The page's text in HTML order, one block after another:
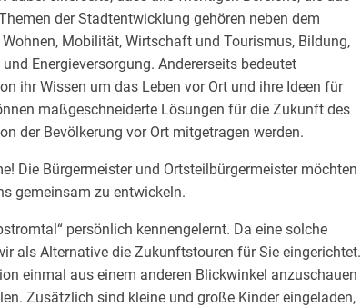
der Stadtentwicklung gehören neben dem
Mobilität, Wirtschaft und Tourismus, Bildung,
Energieversorgung. Andererseits bedeutet
ihr Wissen um das Leben vor Ort und ihre Ideen für
maßgeschneiderte Lösungen für die Zukunft des
der Bevölkerung vor Ort mitgetragen werden.
Die Bürgermeister und Ortsteilbürgermeister möchten
gemeinsam zu entwickeln.
persönlich kennengelernt. Da eine solche
als Alternative die Zukunftstouren für Sie eingerichtet.
einmal aus einem anderen Blickwinkel anzuschauen
Zusätzlich sind kleine und große Kinder eingeladen,